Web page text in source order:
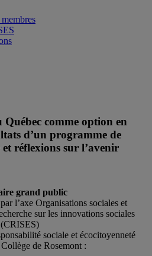
comme option en
d’un programme de
réflexions sur l’avenir
grand public
l’axe Organisations sociales et
sur les innovations sociales
(CRISES)
sociale et écocitoyenneté
de Rosemont :